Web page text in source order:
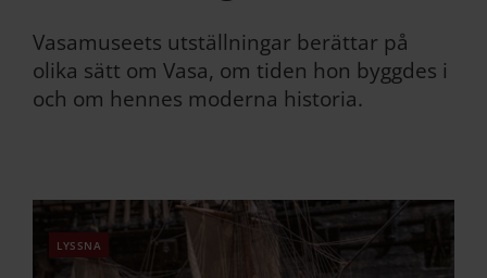
Vasamuseets utställningar berättar på
olika sätt om Vasa, om tiden hon byggdes i
och om hennes moderna historia.
lyssna